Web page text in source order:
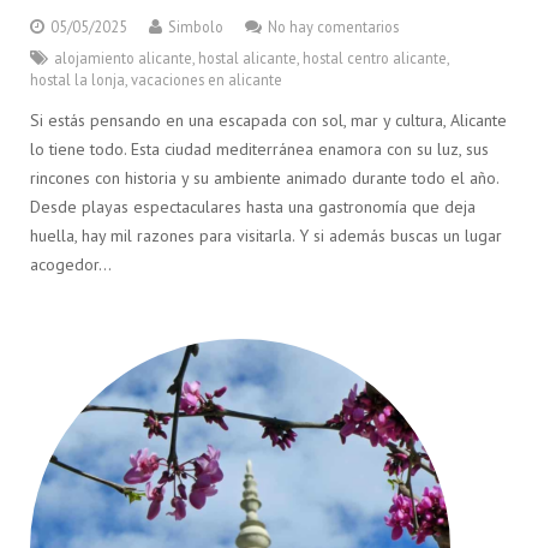
05/05/2025 Simbolo
No hay comentarios
alojamiento alicante hostal alicante hostal centro alicante
hostal la lonja vacaciones en alicante
Si estás pensando en una escapada con sol, mar y cultura, Alicante
lo tiene todo. Esta ciudad mediterránea enamora con su luz, sus
rincones con historia y su ambiente animado durante todo el año.
Desde playas espectaculares hasta una gastronomía que deja
huella, hay mil razones para visitarla. Y si además buscas un lugar
acogedor…